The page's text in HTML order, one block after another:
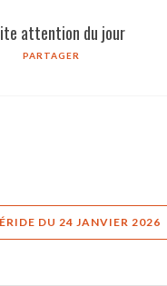
attention du jour
PARTAGER
DU 24 JANVIER 2026